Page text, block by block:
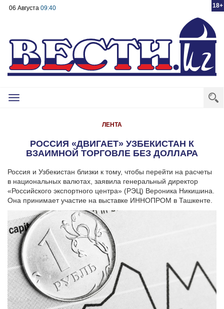
18+
06 Августа 09:40
Toggle
ЛЕНТА
РОССИЯ «ДВИГАЕТ» УЗБЕКИСТАН К
ВЗАИМНОЙ ТОРГОВЛЕ БЕЗ ДОЛЛАРА
Россия и Узбекистан близки к тому, чтобы перейти на расчеты
в национальных валютах, заявила генеральный директор
«Российского экспортного центра» (РЭЦ) Вероника Никишина.
Она принимает участие на выставке ИННОПРОМ в Ташкенте.